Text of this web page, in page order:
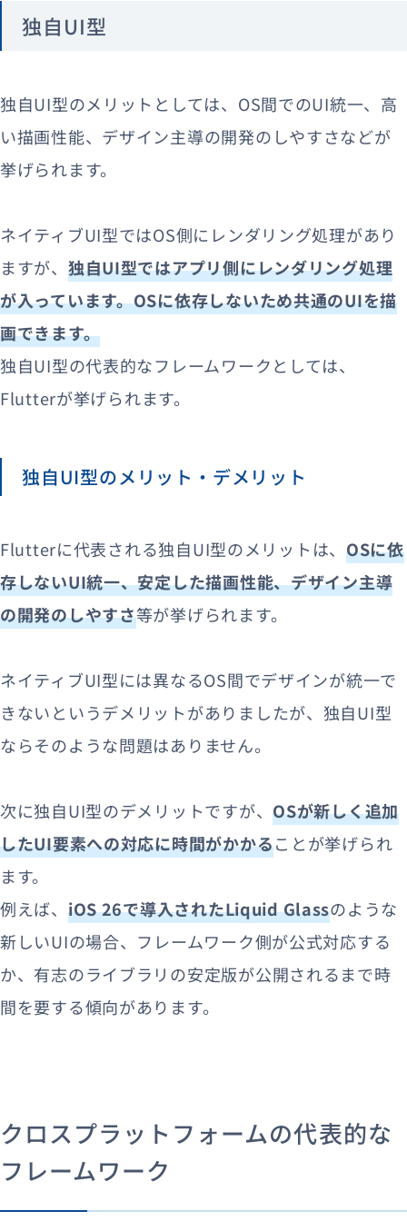
独自UI型
独自UI型のメリットとしては、OS間でのUI統一、高
い描画性能、デザイン主導の開発のしやすさなどが
挙げられます。
ネイティブUI型ではOS側にレンダリング処理があり
ますが、 独自UI型ではアプリ側にレンダリング処理
が入っています。OSに依存しないため共通のUIを描
画できます。
独自UI型の代表的なフレームワークとしては、
Flutterが挙げられます。
独自UI型のメリット・デメリット
Flutterに代表される独自UI型のメリットは、 OSに依
存しないUI統一、安定した描画性能、デザイン主導
の開発のしやすさ等が挙げられます。
ネイティブUI型には異なるOS間でデザインが統一で
きないというデメリットがありましたが、独自UI型
ならそのような問題はありません。
次に独自UI型のデメリットですが、OSが新しく追加
したUI要素への対応に時間がかかることが挙げられ
ます。
例えば、 iOS 26で導入されたLiquid Glassのような
新しいUIの場合、フレームワーク側が公式対応する
か、有志のライブラリの安定版が公開されるまで時
間を要する傾向があります。
クロスプラットフォームの代表的な
フレームワーク